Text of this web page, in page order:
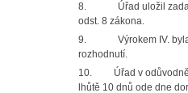
8. Úřad uložil
odst. 8 zákona.
9. Výrokem IV. byla
rozhodnutí.
10. Úřad v odůvodnění
lhůtě 10 dnů ode dne